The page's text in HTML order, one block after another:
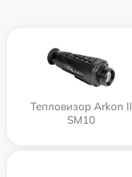
Тепловизор Arkon II
SM10